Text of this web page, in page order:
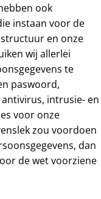
ook
instaan voor de
en onze
wij allerlei
te
paswoord,
intrusie- en
voor onze
zou voordoen
dan
de wet voorziene